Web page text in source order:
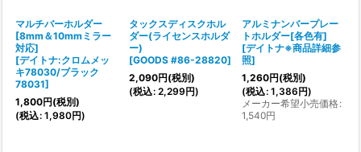
マルチバーホルダー
[8mm＆10mmミラー
対応]
[デイトナ:クロムメッ
キ78030/ブラック
78031]
1,800円(税別)
(税込: 1,980円)
タックスディスクホル
ダー(ライセンスホルダ
ー)
[GOODS #86-28820]
2,090円(税別)
(税込: 2,299円)
アルミナンバープレー
トホルダー[各色有]
[デイトナ※商品詳細参
照]
1,260円(税別)
(税込: 1,386円)
メーカー希望小売価格:
1,540円